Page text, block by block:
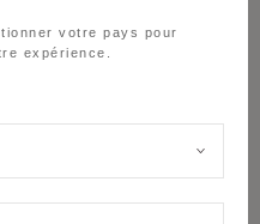
votre pays pour
expérience.